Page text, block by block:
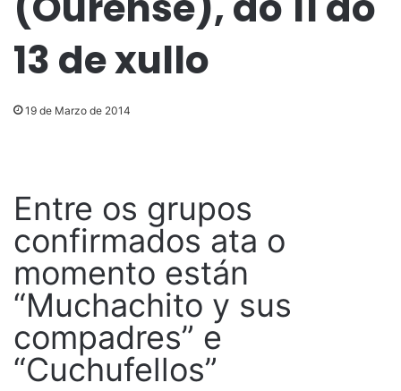
13 de xullo
19 de Marzo de 2014
Entre os grupos
confirmados ata o
momento están
“Muchachito y sus
compadres” e
“Cuchufellos”